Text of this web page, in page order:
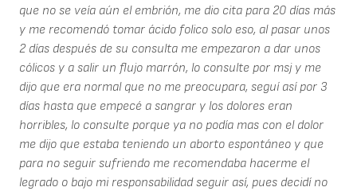
que no se veía aún el embrión, me dio cita para 20 días más
y me recomendó tomar ácido folico solo eso, al pasar unos
2 días después de su consulta me empezaron a dar unos
cólicos y a salir un flujo marrón, lo consulte por msj y me
dijo que era normal que no me preocupara, seguí así por 3
días hasta que empecé a sangrar y los dolores eran
horribles, lo consulte porque ya no podía mas con el dolor
me dijo que estaba teniendo un aborto espontáneo y que
para no seguir sufriendo me recomendaba hacerme el
legrado o bajo mi responsabilidad seguir así, pues decidí no